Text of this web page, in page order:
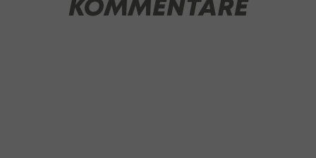
KOMMENTARE